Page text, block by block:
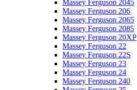
Massey Ferguson 2045
Massey Ferguson 206
Massey Ferguson 2065
Massey Ferguson 2085
Massey Ferguson 20XP
Massey Ferguson 22
Massey Ferguson 22S
Massey Ferguson 23
Massey Ferguson 24
Massey Ferguson 240